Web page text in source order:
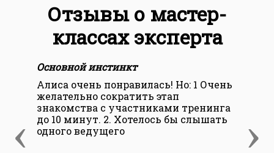
Отзывы о мастер-
классах эксперта
‹ ›
Основной инстинкт
Алиса очень понравилась! Но: 1 Очень
желательно сократить этап
знакомства с участниками тренинга
до 10 минут. 2. Хотелось бы слышать
одного ведущего